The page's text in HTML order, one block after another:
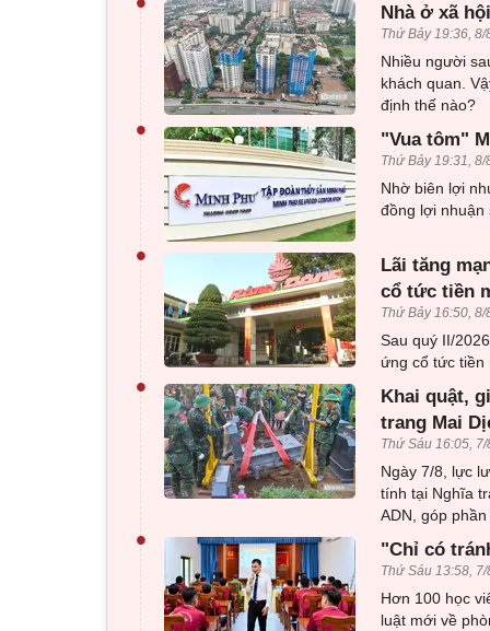
Nhà ở xã
Thứ Bảy 19:36, 8/
Nhiều người
khách quan.
định thế nào?
• "Vua tôm"
Thứ Bảy 19:31, 8/
Nhờ biên lợi
đồng lợi nhuận
•
Lãi tăng
cổ tức tiền
Thứ Bảy 16:50, 8/
Sau quý II/
ứng cổ tức tiền
•
Khai quật,
trang Mai
Thứ Sáu 16:05,
Ngày 7/8, lực
tính tại Nghĩa
ADN, góp
• "Chỉ có
Thứ Sáu 13:58,
Hơn 100 học
luật mới về